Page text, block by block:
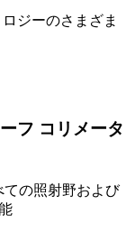
ジーのさまざま
フ コリメータ
の照射野および